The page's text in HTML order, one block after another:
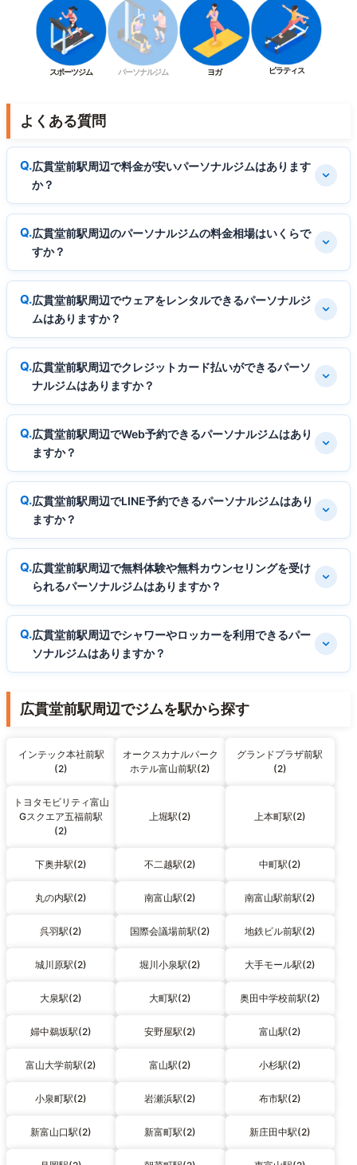
スポーツジム パーソナルジム ヨガ ピラティス
よくある質問
広貫堂前駅周辺で料金が安いパーソナルジムはあります
か？
広貫堂前駅周辺のパーソナルジムの料金相場はいくらで
すか？
広貫堂前駅周辺でウェアをレンタルできるパーソナルジ
ムはありますか？
広貫堂前駅周辺でクレジットカード払いができるパーソ
ナルジムはありますか？
広貫堂前駅周辺でWeb予約できるパーソナルジムはあり
ますか？
広貫堂前駅周辺でLINE予約できるパーソナルジムはあり
ますか？
広貫堂前駅周辺で無料体験や無料カウンセリングを受け
られるパーソナルジムはありますか？
広貫堂前駅周辺でシャワーやロッカーを利用できるパー
ソナルジムはありますか？
広貫堂前駅周辺でジムを駅から探す
インテック本社前駅
(2)
オークスカナルパーク
ホテル富山前駅(2)
グランドプラザ前駅
(2)
トヨタモビリティ富山
Gスクエア五福前駅
(2)
上堀駅(2) 上本町駅(2)
下奥井駅(2) 不二越駅(2) 中町駅(2)
丸の内駅(2) 南富山駅(2) 南富山駅前駅(2)
呉羽駅(2) 国際会議場前駅(2) 地鉄ビル前駅(2)
城川原駅(2) 堀川小泉駅(2) 大手モール駅(2)
大泉駅(2) 大町駅(2) 奥田中学校前駅(2)
婦中鵜坂駅(2) 安野屋駅(2) 富山駅(2)
富山大学前駅(2) 富山駅(2) 小杉駅(2)
小泉町駅(2) 岩瀬浜駅(2) 布市駅(2)
新富山口駅(2) 新富町駅(2) 新庄田中駅(2)